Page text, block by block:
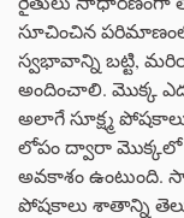
సూచించిన
స్వభావాన్ని బట్టి,
అందించాలి. మొక్క
అలాగే సూక్ష్మ
లోపం ద్వారా మొక్కలో
అవకాశం ఉంటుంది.
పోషకాలు శాతాన్ని